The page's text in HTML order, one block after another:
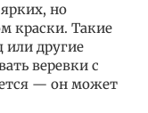
но
краски. Такие
или другие
веревки с
— он может